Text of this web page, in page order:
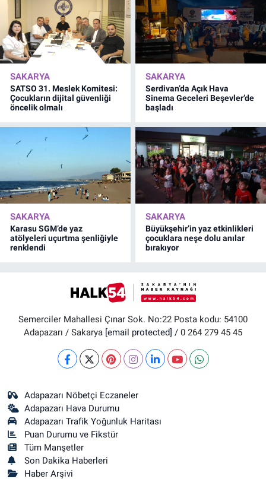
SAKARYA
SATSO 31. Meslek Komitesi:
Çocukların dijital güvenliği
öncelik olmalı
SAKARYA
Serdivan’da Açık Hava
Sinema Geceleri Beşevler’de
başladı
SAKARYA
Karasu SGM’de yaz
atölyeleri uçurtma şenliğiyle
renklendi
SAKARYA
Büyükşehir’in yaz etkinlikleri
çocuklara neşe dolu anılar
bırakıyor
Semerciler Mahallesi Çınar Sok. No:22 Posta kodu: 54100
Adapazarı / Sakarya [email protected] / 0 264 279 45 45
Adapazarı Nöbetçi Eczaneler
Adapazarı Hava Durumu
Adapazarı Trafik Yoğunluk Haritası
Puan Durumu ve Fikstür
Tüm Manşetler
Son Dakika Haberleri
Haber Arşivi